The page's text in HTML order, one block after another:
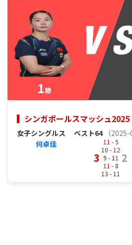
1勝
シンガポールスマッシュ2025
女子シングルス ベスト64
（
何卓佳
3
11 - 5
10 - 12
9 - 11
11 - 8
13 - 11
2